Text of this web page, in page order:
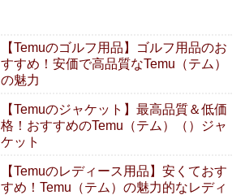
【Temuのゴルフ用品】ゴルフ用品のお
すすめ！安価で高品質なTemu（テム）
の魅力
【Temuのジャケット】最高品質＆低価
格！おすすめのTemu（テム）（）ジャ
ケット
【Temuのレディース用品】安くておす
すめ！Temu（テム）の魅力的なレディ